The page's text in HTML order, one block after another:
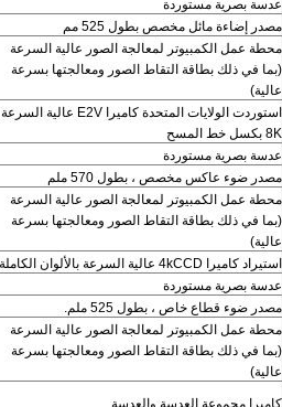
عدسة بصرية مستوردة
مصدر إضاءة مائل مخصص بطول 525 مم
محطة عمل الكمبيوتر لمعالجة الصور عالية السرعة
(بما في ذلك بطاقة التقاط الصور ومعالجتها بسرعة
عالية)
استوردت الولايات المتحدة كاميرا E2V عالية السرعة
8K بكسل خط المسح
عدسة بصرية مستوردة
مصدر ضوء عاكس مخصص ، بطول 570 ملم
محطة عمل الكمبيوتر لمعالجة الصور عالية السرعة
(بما في ذلك بطاقة التقاط الصور ومعالجتها بسرعة
عالية)
استيراد كاميرا 4kCCD عالية السرعة بالألوان الكاملة
عدسة بصرية مستوردة
مصدر ضوء قطاع خاص ، بطول 525 ملم.
محطة عمل الكمبيوتر لمعالجة الصور عالية السرعة
(بما في ذلك بطاقة التقاط الصور ومعالجتها بسرعة
عالية)
كاميرا مجموعة العدسة والعدسة